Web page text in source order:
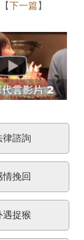
下一篇 】
律諮詢
情挽回
遇捉猴